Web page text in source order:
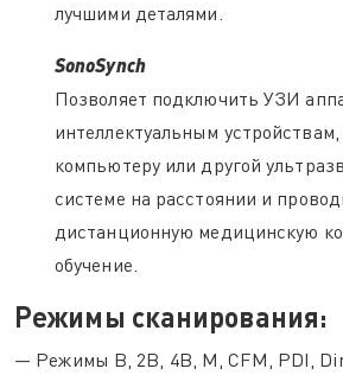
лучшими деталями.
SonoSynch
Позволяет подключить УЗИ
интеллектуальным
компьютеру или другой
системе на расстоянии и
дистанционную медицинскую
обучение.
Режимы сканирования:
— Режимы В, 2В, 4В, М, CFM, PDI,